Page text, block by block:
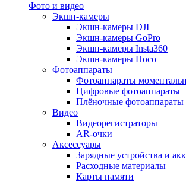
Фото и видео
Экшн-камеры
Экшн-камеры DJI
Экшн-камеры GoPro
Экшн-камеры Insta360
Экшн-камеры Hoco
Фотоаппараты
Фотоаппараты
Цифровые фотоаппараты
Плёночные фотоаппараты
Видео
Видеорегистраторы
AR-очки
Аксессуары
Зарядные устройства и
Расходные материалы
Карты памяти